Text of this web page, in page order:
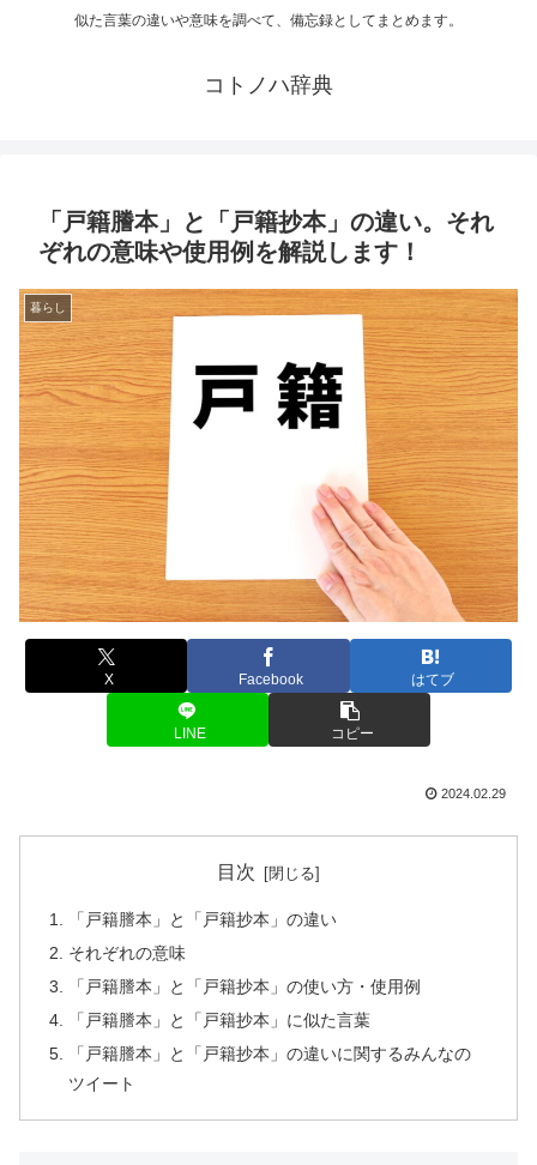
似た言葉の違いや意味を調べて、備忘録としてまとめます。
コトノハ辞典
「戸籍謄本」と「戸籍抄本」の違い。それ
ぞれの意味や使用例を解説します！
暮らし
X Facebook はてブ
LINE コピー
2024.02.29
目次
「戸籍謄本」と「戸籍抄本」の違い
それぞれの意味
「戸籍謄本」と「戸籍抄本」の使い方・使用例
「戸籍謄本」と「戸籍抄本」に似た言葉
「戸籍謄本」と「戸籍抄本」の違いに関するみんなの
ツイート